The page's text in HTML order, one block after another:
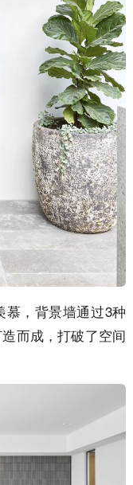
，背景墙通过3种
而成，打破了空间